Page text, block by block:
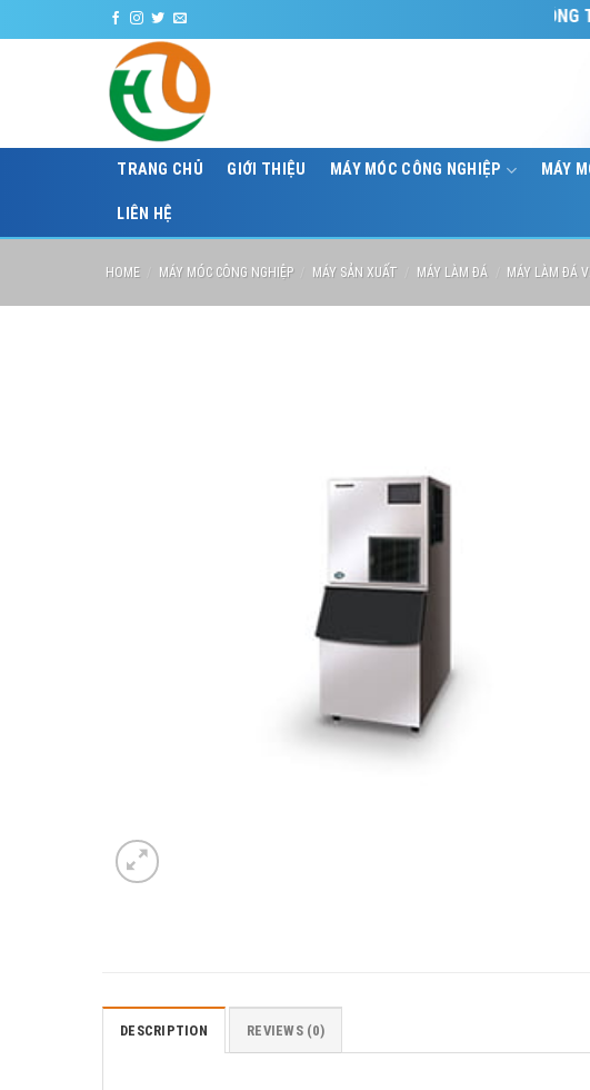
to
CÔNG TY
TRANG CHỦ GIỚI THIỆU MÁY MÓC CÔNG NGHIỆP MÁY
LIÊN HỆ
HOME MÁY MÓC CÔNG NGHIỆP MÁY SẢN XUẤT MÁY LÀM ĐÁ MÁY LÀM ĐÁ
DESCRIPTION REVIEWS (0)